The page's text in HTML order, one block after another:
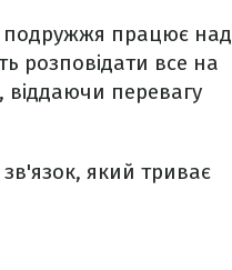
подружжя працює над
розповідати все на
перевагу
який триває